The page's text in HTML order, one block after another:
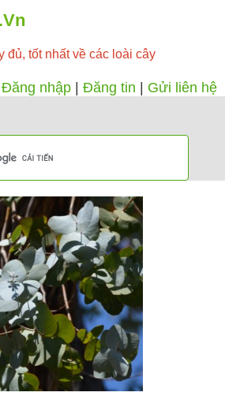
đủ, tốt nhất về các loài cây
Đăng nhập Đăng tin Gửi liên hệ